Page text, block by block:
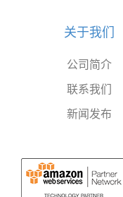
关于我们
公司简介
联系我们
新闻发布